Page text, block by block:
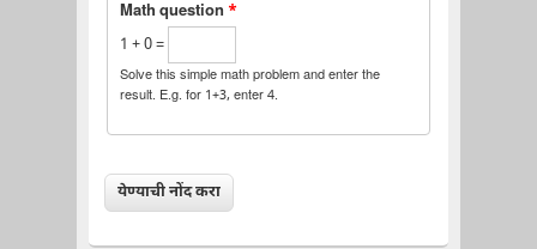
Math question *
1 + 0 =
Solve this simple math problem and enter the
result. E.g. for 1+3, enter 4.